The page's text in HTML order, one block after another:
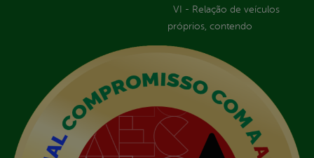
VI - Relação de veículos
próprios, contendo